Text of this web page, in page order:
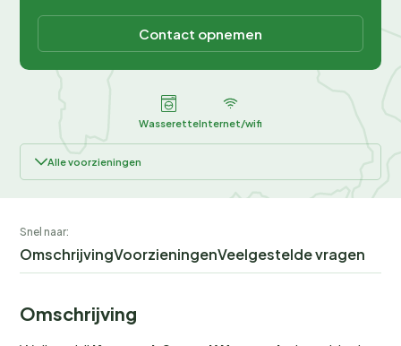
Contact opnemen
WasseretteInternet/wifi
Alle voorzieningen
Snel naar:
OmschrijvingVoorzieningenVeelgestelde vragen
Omschrijving